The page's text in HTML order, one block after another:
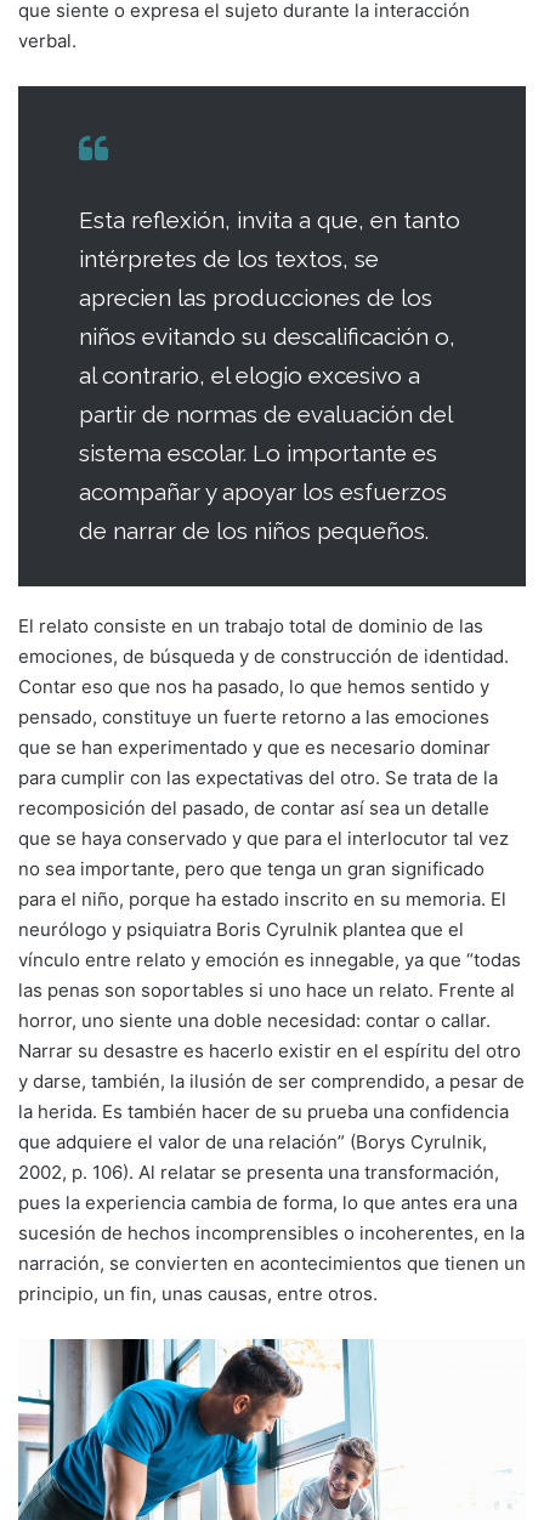
que siente o expresa el sujeto durante la interacción
verbal.
Esta reflexión, invita a que, en tanto
intérpretes de los textos, se
aprecien las producciones de los
niños evitando su descalificación o,
al contrario, el elogio excesivo a
partir de normas de evaluación del
sistema escolar. Lo importante es
acompañar y apoyar los esfuerzos
de narrar de los niños pequeños.
El relato consiste en un trabajo total de dominio de las
emociones, de búsqueda y de construcción de identidad.
Contar eso que nos ha pasado, lo que hemos sentido y
pensado, constituye un fuerte retorno a las emociones
que se han experimentado y que es necesario dominar
para cumplir con las expectativas del otro. Se trata de la
recomposición del pasado, de contar así sea un detalle
que se haya conservado y que para el interlocutor tal vez
no sea importante, pero que tenga un gran significado
para el niño, porque ha estado inscrito en su memoria. El
neurólogo y psiquiatra Boris Cyrulnik plantea que el
vínculo entre relato y emoción es innegable, ya que “todas
las penas son soportables si uno hace un relato. Frente al
horror, uno siente una doble necesidad: contar o callar.
Narrar su desastre es hacerlo existir en el espíritu del otro
y darse, también, la ilusión de ser comprendido, a pesar de
la herida. Es también hacer de su prueba una confidencia
que adquiere el valor de una relación” (Borys Cyrulnik,
2002, p. 106). Al relatar se presenta una transformación,
pues la experiencia cambia de forma, lo que antes era una
sucesión de hechos incomprensibles o incoherentes, en la
narración, se convierten en acontecimientos que tienen un
principio, un fin, unas causas, entre otros.